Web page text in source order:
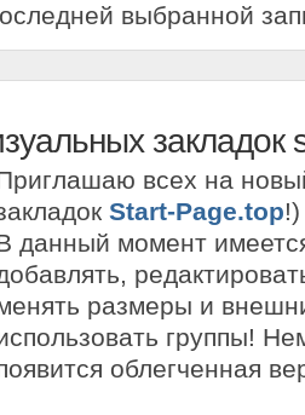
выбранной
закладок
всех на
Start-Page.top!)
данный момент
размеры и
группы!
облегченная